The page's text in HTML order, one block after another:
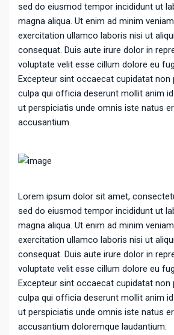
sed do eiusmod tempor incididunt ut
magna aliqua. Ut enim ad minim
exercitation ullamco laboris nisi ut
consequat. Duis aute irure dolor in
voluptate velit esse cillum dolore eu
Excepteur sint occaecat cupidatat non
culpa qui officia deserunt mollit anim
ut perspiciatis unde omnis iste natus
accusantium.
Lorem ipsum dolor sit amet,
sed do eiusmod tempor incididunt ut
magna aliqua. Ut enim ad minim
exercitation ullamco laboris nisi ut
consequat. Duis aute irure dolor in
voluptate velit esse cillum dolore eu
Excepteur sint occaecat cupidatat non
culpa qui officia deserunt mollit anim
ut perspiciatis unde omnis iste natus
accusantium doloremque laudantium.